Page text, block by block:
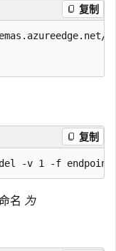
复制
复制
名 为